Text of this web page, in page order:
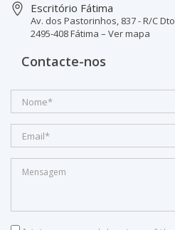
Escritório Fátima
Av. dos Pastorinhos, 837 - R/C
2495-408 Fátima – Ver mapa
Contacte-nos